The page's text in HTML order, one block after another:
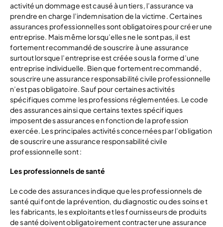
activité un dommage est causé à un tiers, l’assurance va
prendre en charge l’indemnisation de la victime. Certaines
assurances professionnelles sont obligatoires pour créer une
entreprise. Mais même lorsqu’elles ne le sont pas, il est
fortement recommandé de souscrire à une assurance
surtout lorsque l’entreprise est créée sous la forme d’une
entreprise individuelle. Bien que fortement recommandé,
souscrire une assurance responsabilité civile professionnelle
n’est pas obligatoire. Sauf pour certaines activités
spécifiques comme les professions réglementées. Le code
des assurances ainsi que certains textes spécifiques
imposent des assurances en fonction de la profession
exercée. Les principales activités concernées par l’obligation
de souscrire une assurance responsabilité civile
professionnelle sont :
Les professionnels de santé
Le code des assurances indique que les professionnels de
santé qui font de la prévention, du diagnostic ou des soins et
les fabricants, les exploitants et les fournisseurs de produits
de santé doivent obligatoirement contracter une assurance